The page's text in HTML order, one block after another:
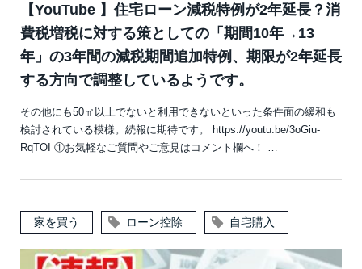
【YouTube 】住宅ローン減税特例が2年延長？消
費税増税に対する策としての「期間10年→13
年」の3年間の減税期間追加特例、期限が2年延長
する方向で調整しているようです。
その他にも50㎡以上でないと利用できないといった条件面の緩和も
検討されている模様。続報に期待です。 https://youtu.be/3oGiu-
RqTOI ①お気軽なご質問やご意見はコメント欄へ！ …
家を買う ローン控除 自宅購入